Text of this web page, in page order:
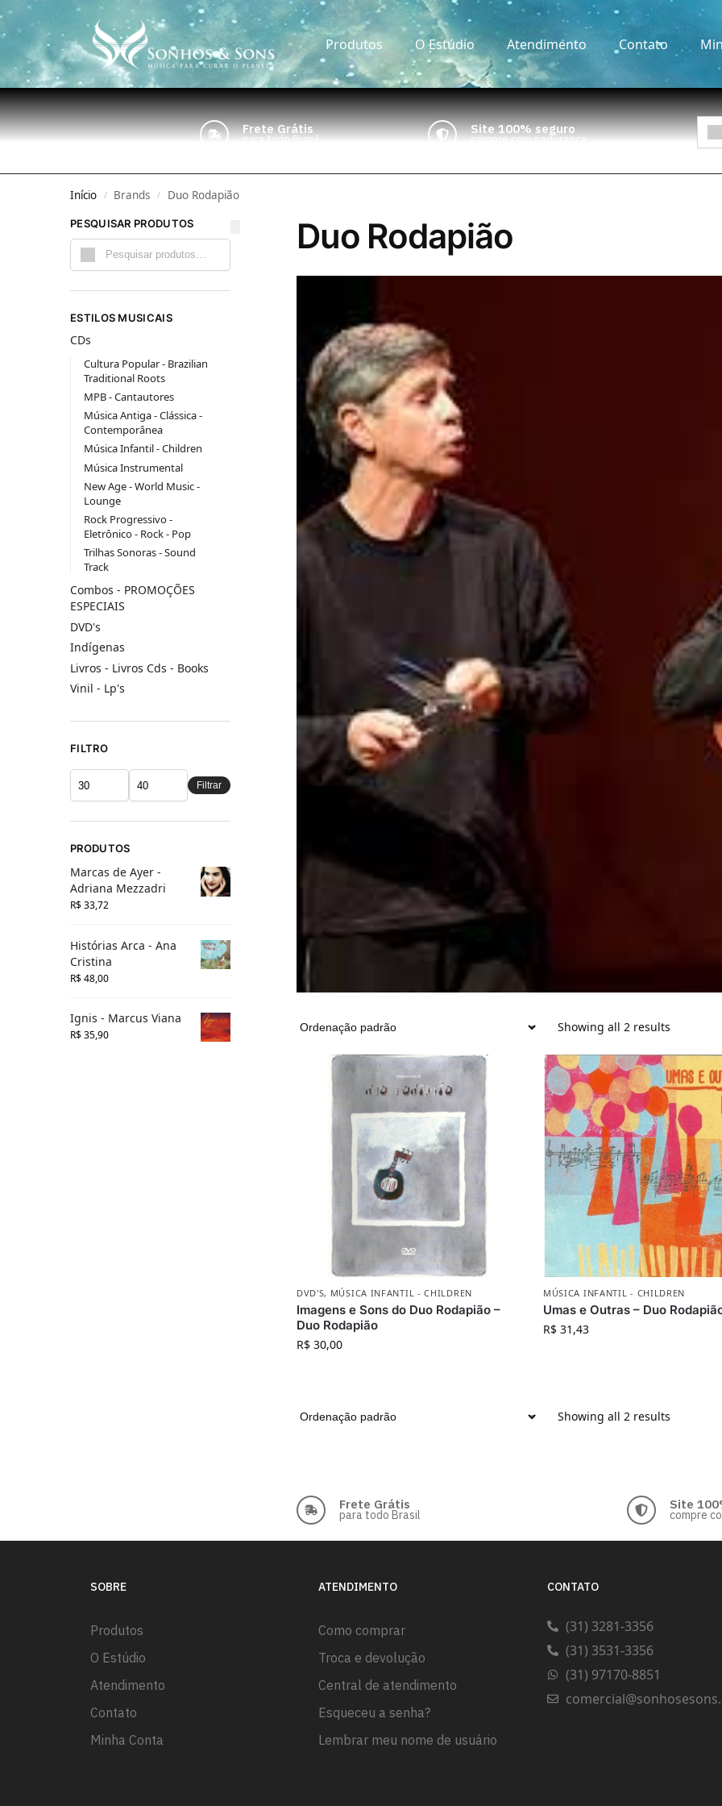
Produtos O Estúdio Atendimento Contato
Frete Grátis
para todo Brasil
Site 100% seguro
compre com segurança
Início / Brands / Duo Rodapião
Duo Rodapião
Showing all 2 results
DVD'S, MÚSICA INFANTIL - CHILDREN
Imagens e Sons do Duo Rodapião –
Duo Rodapião
R$30,00
MÚSICA INFANTIL - CHILDREN
Umas e Outras – Duo
R$31,43
Showing all 2 results
PESQUISAR PRODUTOS
ESTILOS MUSICAIS
CDs
Cultura Popular - Brazilian
Traditional Roots
MPB - Cantautores
Música Antiga - Clássica -
Contemporânea
Música Infantil - Children
Música Instrumental
New Age - World Music -
Lounge
Rock Progressivo -
Eletrônico - Rock - Pop
Trilhas Sonoras - Sound
Track
Combos - PROMOÇÕES
ESPECIAIS
DVD's
Indígenas
Livros - Livros Cds - Books
Vinil - Lp's
FILTRO
Filtrar
PRODUTOS
Marcas de Ayer -
Adriana Mezzadri
R$33,72
Histórias Arca - Ana
Cristina
R$48,00
Ignis - Marcus Viana
R$35,90
Frete Grátis
para todo Brasil
Site
compre
SOBRE
Produtos
O Estúdio
Atendimento
Contato
Minha Conta
ATENDIMENTO
Como comprar
Troca e devolução
Central de atendimento
Esqueceu a senha?
Lembrar meu nome de usuário
CONTATO
(31) 3281-3356
(31) 3531-3356
(31) 97170-8851